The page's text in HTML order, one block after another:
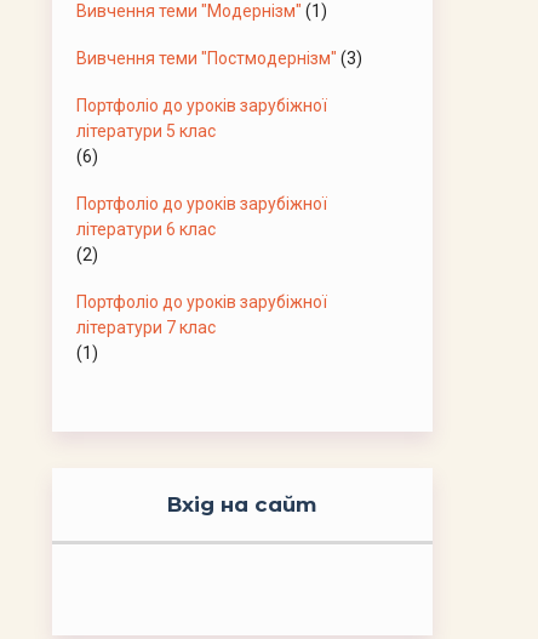
Вивчення теми "Модернізм" (1)
Вивчення теми "Постмодернізм" (3)
Портфоліо до уроків зарубіжної
літератури 5 клас
(6)
Портфоліо до уроків зарубіжної
літератури 6 клас
(2)
Портфоліо до уроків зарубіжної
літератури 7 клас
(1)
Вхід на сайт